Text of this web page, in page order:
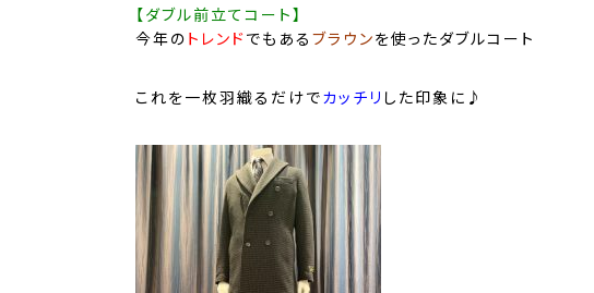
【ダブル前立てコート】
今年の トレンドでもある ブラウンを使ったダブルコート
これを一枚羽織るだけでカッチリ した印象に♪